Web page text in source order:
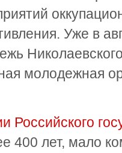
Уже в
молодежная
Российского
400 лет, мало